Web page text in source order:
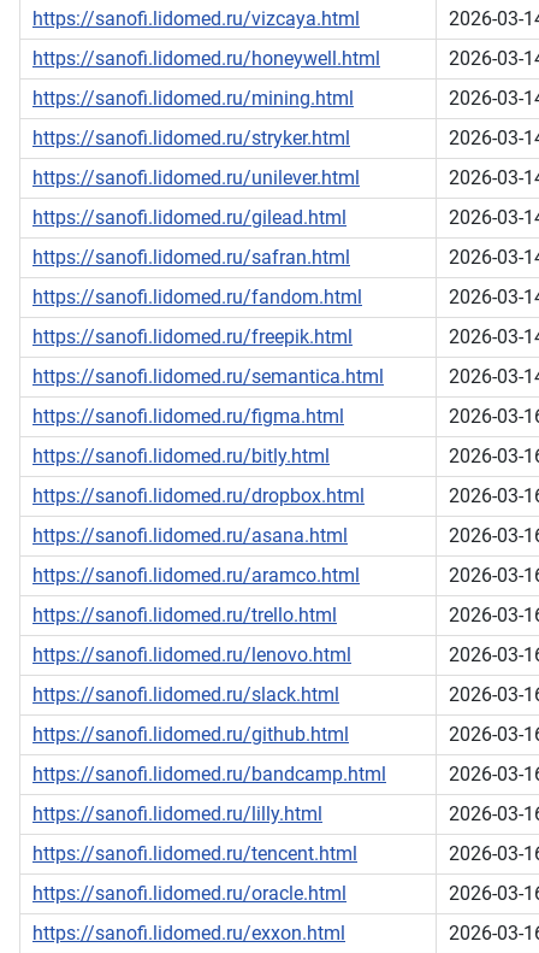
https://sanofi.lidomed.ru/vizcaya.html
2026-03-
https://sanofi.lidomed.ru/honeywell.html
2026-03-
https://sanofi.lidomed.ru/mining.html
2026-03-
https://sanofi.lidomed.ru/stryker.html
2026-03-
https://sanofi.lidomed.ru/unilever.html
2026-03-
https://sanofi.lidomed.ru/gilead.html
2026-03-
https://sanofi.lidomed.ru/safran.html
2026-03-
https://sanofi.lidomed.ru/fandom.html
2026-03-
https://sanofi.lidomed.ru/freepik.html
2026-03-
https://sanofi.lidomed.ru/semantica.html
2026-03-
https://sanofi.lidomed.ru/figma.html
2026-03-
https://sanofi.lidomed.ru/bitly.html
2026-03-
https://sanofi.lidomed.ru/dropbox.html
2026-03-
https://sanofi.lidomed.ru/asana.html
2026-03-
https://sanofi.lidomed.ru/aramco.html
2026-03-
https://sanofi.lidomed.ru/trello.html
2026-03-
https://sanofi.lidomed.ru/lenovo.html
2026-03-
https://sanofi.lidomed.ru/slack.html
2026-03-
https://sanofi.lidomed.ru/github.html
2026-03-
https://sanofi.lidomed.ru/bandcamp.html
2026-03-
https://sanofi.lidomed.ru/lilly.html
2026-03-
https://sanofi.lidomed.ru/tencent.html
2026-03-
https://sanofi.lidomed.ru/oracle.html
2026-03-
https://sanofi.lidomed.ru/exxon.html
2026-03-